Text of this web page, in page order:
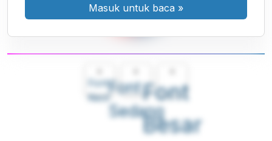
Font
Kecil
Font
Sedang
Font
Besar
Masuk untuk baca »